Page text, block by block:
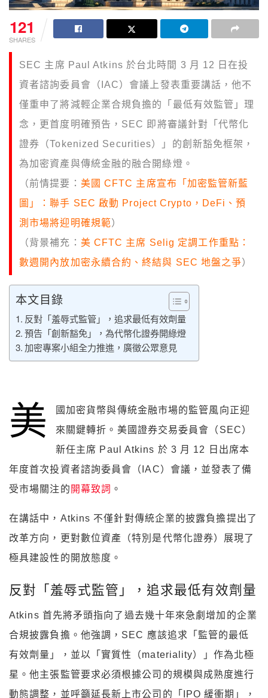
121
SHARES
SEC 主席 Paul Atkins 於台北時間 3 月 12 日在投
資者諮詢委員會（IAC）會議上發表重要講話，他不
僅重申了將減輕企業合規負擔的「最低有效監管」理
念，更首度明確預告，SEC 即將審議針對「代幣化
證券（Tokenized Securities）」的創新豁免框架，
為加密資產與傳統金融的融合開綠燈。
（前情提要： 美國 CFTC 主席宣布「加密監管新藍
圖」：聯手 SEC 啟動 Project Crypto，DeFi、預
測市場將迎明確規範）
（背景補充： 美 CFTC 主席 Selig 定調工作重點：
數週開內放加密永續合約、終結與 SEC 地盤之爭）
本文目錄
反對「羞辱式監管」，追求最低有效劑量
預告「創新豁免」，為代幣化證券開綠燈
加密專案小組全力推進，廣徵公眾意見
美
國加密貨幣與傳統金融市場的監管風向正迎
來關鍵轉折。美國證券交易委員會（SEC）
新任主席 Paul Atkins 於 3 月 12 日出席本
年度首次投資者諮詢委員會（IAC）會議，並發表了備
受市場關注的 開幕致詞 。
在講話中，Atkins 不僅針對傳統企業的披露負擔提出了
改革方向，更對數位資產（特別是代幣化證券）展現了
極具建設性的開放態度。
反對「羞辱式監管」，追求最低有效劑量
Atkins 首先將矛頭指向了過去幾十年來急劇增加的企業
合規披露負擔。他強調，SEC 應該追求「監管的最低
有效劑量」，並以「實質性（materiality）」作為北極
星。他主張監管要求必須根據公司的規模與成熟度進行
動態調整，並呼籲延長新上市公司的「IPO 緩衝期」，